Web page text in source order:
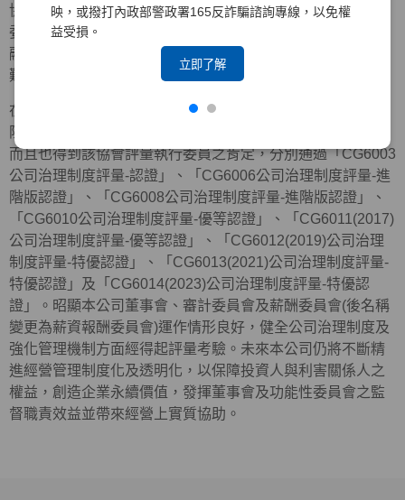
映，或撥打內政部警政署165反詐騙諮詢專線，以免權
益受損。
立即了解
協會創會理事長朱寶奎會計師擔任獨立監察人，並成立審計
委員會，開始逐一落實公司治理之運作，此一作為除已率金
融證券同業之先，也為日後元大金控推展公司治理實務奠定
難以撼動之基石。
在外部機構方面，近年來本公司與元大金控及元大銀行等，
陸續共同參加中華公司治理協會所舉辦公司治理制度評量，
而且也得到該協會評量執行委員之肯定，分別通過「CG6003
公司治理制度評量-認證」、「CG6006公司治理制度評量-進
階版認證」、「CG6008公司治理制度評量-進階版認證」、
「CG6010公司治理制度評量-優等認證」、「CG6011(2017)
公司治理制度評量-優等認證」、「CG6012(2019)公司治理
制度評量-特優認證」、「CG6013(2021)公司治理制度評量-
特優認證」及「 CG6014(2023)公司治理制度評量-特優認
證」。昭顯本公司董事會、審計委員會及薪酬委員會(後名稱
變更為薪資報酬委員會)運作情形良好，健全公司治理制度及
強化管理機制方面經得起評量考驗。未來本公司仍將不斷精
進經營管理制度化及透明化，以保障投資人與利害關係人之
權益，創造企業永續價值，發揮董事會及功能性委員會之監
督職責效益並帶來經營上實質協助。